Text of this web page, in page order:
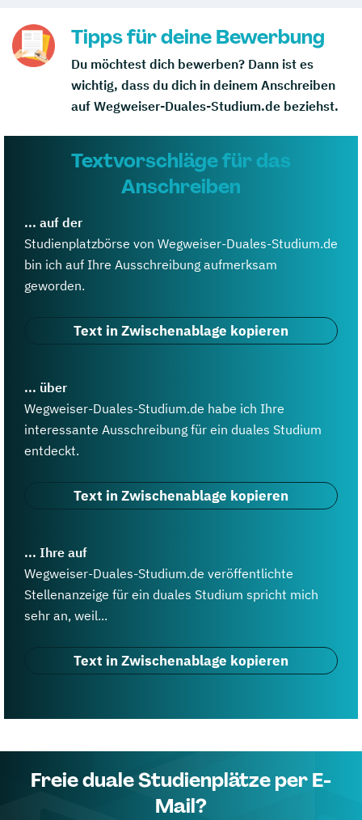
Tipps für deine Bewerbung
Du möchtest dich bewerben? Dann ist es
wichtig, dass du dich in deinem Anschreiben
auf Wegweiser-Duales-Studium.de beziehst.
Textvorschläge für das
Anschreiben
... auf der
Studienplatzbörse von Wegweiser-Duales-Studium.de
bin ich auf Ihre Ausschreibung aufmerksam
geworden.
Text in Zwischenablage kopieren
... über
Wegweiser-Duales-Studium.de habe ich Ihre
interessante Ausschreibung für ein duales Studium
entdeckt.
Text in Zwischenablage kopieren
... Ihre auf
Wegweiser-Duales-Studium.de veröffentlichte
Stellenanzeige für ein duales Studium spricht mich
sehr an, weil...
Text in Zwischenablage kopieren
Freie duale Studienplätze per E-
Mail?